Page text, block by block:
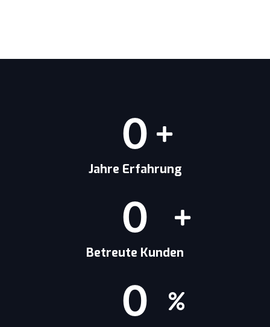
Jahre Erfahrung
0
Betreute Kunden
0
0